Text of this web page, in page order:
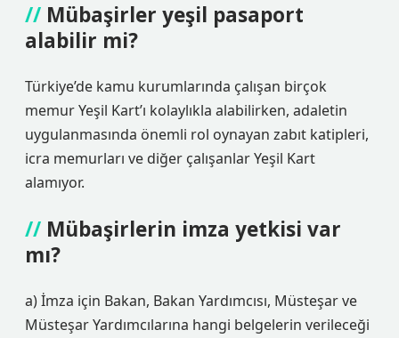
Mübaşirler yeşil pasaport
alabilir mi?
Türkiye’de kamu kurumlarında çalışan birçok
memur Yeşil Kart’ı kolaylıkla alabilirken, adaletin
uygulanmasında önemli rol oynayan zabıt katipleri,
icra memurları ve diğer çalışanlar Yeşil Kart
alamıyor.
Mübaşirlerin imza yetkisi var
mı?
a) İmza için Bakan, Bakan Yardımcısı, Müsteşar ve
Müsteşar Yardımcılarına hangi belgelerin verileceği